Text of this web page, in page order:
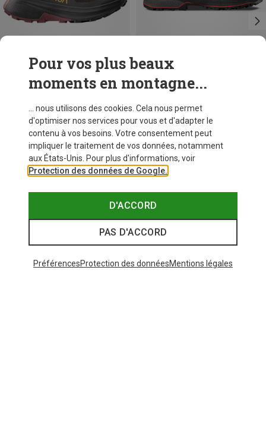
Vous économisez 38% Vous économisez 34%
Pour vos plus beaux
moments en montagne...
... nous utilisons des cookies. Cela nous permet
d'optimiser nos services pour vous et d'adapter le
contenu à vos besoins. Votre consentement peut
impliquer le traitement de vos données, notamment
aux États-Unis. Pour plus d'informations, voir
Protection des données de Google.
D'ACCORD
PAS D'ACCORD
PréférencesProtection des donnéesMentions légales